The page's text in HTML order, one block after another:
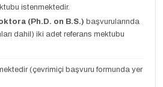
istenmektedir.
(Ph.D. on B.S.) başvurularında
dahil) iki adet referans mektubu
(çevrimiçi başvuru formunda yer